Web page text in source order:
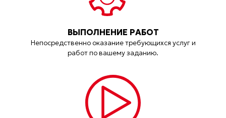
ВЫПОЛНЕНИЕ РАБОТ
Непосредственно оказание требующихся услуг и
работ по вашему заданию.